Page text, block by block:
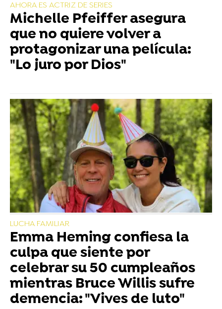
AHORA ES ACTRIZ DE SERIES
Michelle Pfeiffer asegura
que no quiere volver a
protagonizar una película:
"Lo juro por Dios"
LUCHA FAMILIAR
Emma Heming confiesa la
culpa que siente por
celebrar su 50 cumpleaños
mientras Bruce Willis sufre
demencia: "Vives de luto"